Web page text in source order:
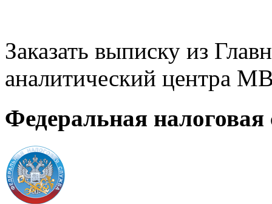
Заказать выписку из
аналитический центра
Федеральная налоговая